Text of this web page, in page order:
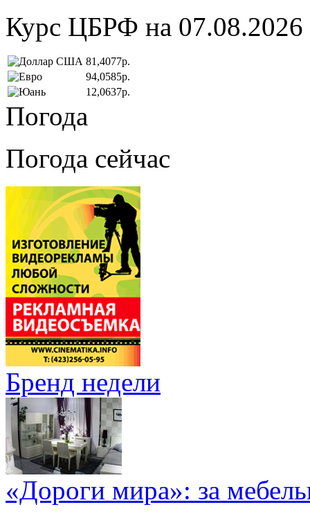
Курс ЦБРФ на 07.08.2026
81,4077р.
94,0585р.
12,0637р.
Погода
Погода сейчас
Бренд недели
«Дороги мира»: за